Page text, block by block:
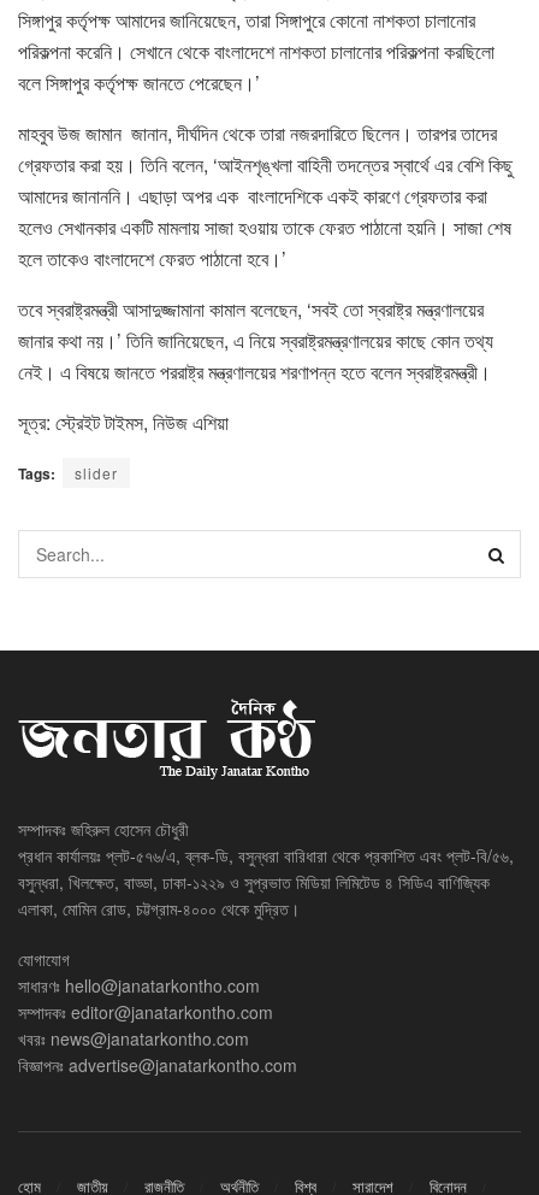
সিঙ্গাপুর কর্তৃপক্ষ আমাদের জানিয়েছেন, তারা সিঙ্গাপুরে কোনো নাশকতা চালানোর
পরিকল্পনা করেনি। সেখানে থেকে বাংলাদেশে নাশকতা চালানোর পরিকল্পনা করছিলো
বলে সিঙ্গাপুর কর্তৃপক্ষ জানতে পেরেছেন।’
মাহবুব উজ জামান জানান, দীর্ঘদিন থেকে তারা নজরদারিতে ছিলেন। তারপর তাদের
গ্রেফতার করা হয়। তিনি বলেন, ‘আইনশৃঙ্খলা বাহিনী তদন্তের স্বার্থে এর বেশি কিছু
আমাদের জানাননি। এছাড়া অপর এক বাংলাদেশিকে একই কারণে গ্রেফতার করা
হলেও সেখানকার একটি মামলায় সাজা হওয়ায় তাকে ফেরত পাঠানো হয়নি। সাজা শেষ
হলে তাকেও বাংলাদেশে ফেরত পাঠানো হবে।’
তবে স্বরাষ্ট্রমন্ত্রী আসাদুজ্জামানা কামাল বলেছেন, ‘সবই তো স্বরাষ্ট্র মন্ত্রণালয়ের
জানার কথা নয়।’ তিনি জানিয়েছেন, এ নিয়ে স্বরাষ্ট্রমন্ত্রণালয়ের কাছে কোন তথ্য
নেই। এ বিষয়ে জানতে পররাষ্ট্র মন্ত্রণালয়ের শরণাপন্ন হতে বলেন স্বরাষ্ট্রমন্ত্রী।
সূত্র: স্ট্রেইট টাইমস, নিউজ এশিয়া
Tags: slider
সম্পাদকঃ জহিরুল হোসেন চৌধুরী
প্রধান কার্যালয়ঃ প্লট-৫৭৬/এ, ব্লক-ডি, বসুন্ধরা বারিধারা থেকে প্রকাশিত এবং প্লট-বি/৫৬,
বসুন্ধরা, খিলক্ষেত, বাড্ডা, ঢাকা-১২২৯ ও সুপ্রভাত মিডিয়া লিমিটেড ৪ সিডিএ বাণিজ্যিক
এলাকা, মোমিন রোড, চট্টগ্রাম-৪০০০ থেকে মুদ্রিত।
যোগাযোগ
সাধারণঃ hello@janatarkontho.com
সম্পাদকঃ editor@janatarkontho.com
খবরঃ news@janatarkontho.com
বিজ্ঞাপনঃ advertise@janatarkontho.com
হোম জাতীয় রাজনীতি অর্থনীতি বিশ্ব সারাদেশ বিনোদন